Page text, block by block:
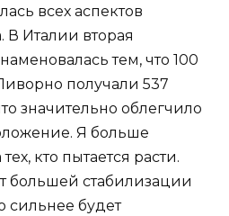
всех аспектов
В Италии вторая
тем, что 100
получали 537
значительно облегчило
Я больше
кто пытается расти.
большей стабилизации
сильнее будет